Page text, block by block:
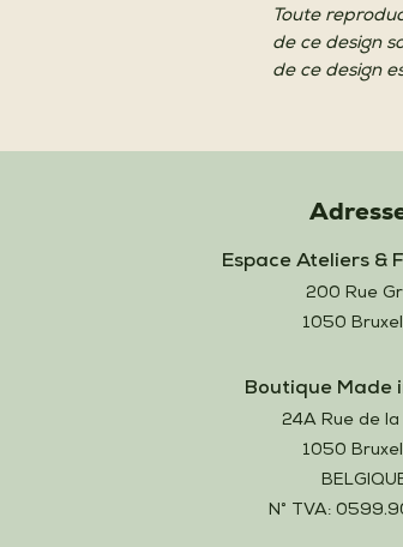
Toute
de ce design
de ce design
Espace Ateliers &
200 Rue
1050
Boutique Made
24A Rue de la
1050
N° TVA: